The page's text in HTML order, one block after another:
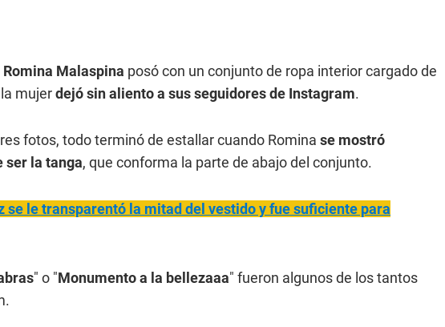
Romina Malaspina posó con un conjunto de ropa interior cargado de
mujerdejó sin aliento a sus seguidores de Instagram.
fotos, todo terminó de estallar cuando Romina se mostró
ser la tanga, que conforma la parte de abajo del conjunto.
se le transparentó la mitad del vestido y fue suficiente para
" o "Monumento a la bellezaaa" fueron algunos de los tantos